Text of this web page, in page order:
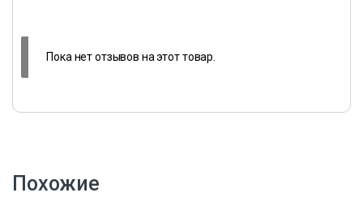
Пока нет отзывов на этот товар.
Похожие